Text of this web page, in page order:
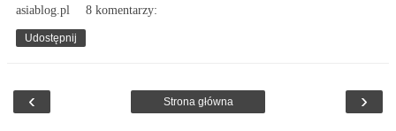
asiablog.pl 8 komentarzy:
Udostępnij
‹ ›
Strona główna